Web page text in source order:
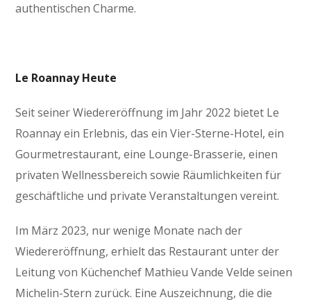
authentischen Charme.
Le Roannay Heute
Seit seiner Wiedereröffnung im Jahr 2022 bietet Le
Roannay ein Erlebnis, das ein Vier-Sterne-Hotel, ein
Gourmetrestaurant, eine Lounge-Brasserie, einen
privaten Wellnessbereich sowie Räumlichkeiten für
geschäftliche und private Veranstaltungen vereint.
Im März 2023, nur wenige Monate nach der
Wiedereröffnung, erhielt das Restaurant unter der
Leitung von Küchenchef Mathieu Vande Velde seinen
Michelin-Stern zurück. Eine Auszeichnung, die die